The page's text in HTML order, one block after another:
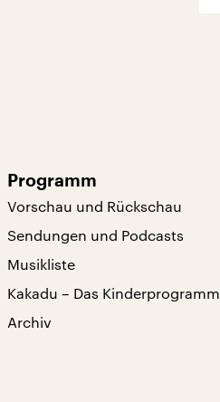
Programm
Vorschau und Rückschau
Sendungen und Podcasts
Musikliste
Kakadu – Das Kinderprogramm
Archiv